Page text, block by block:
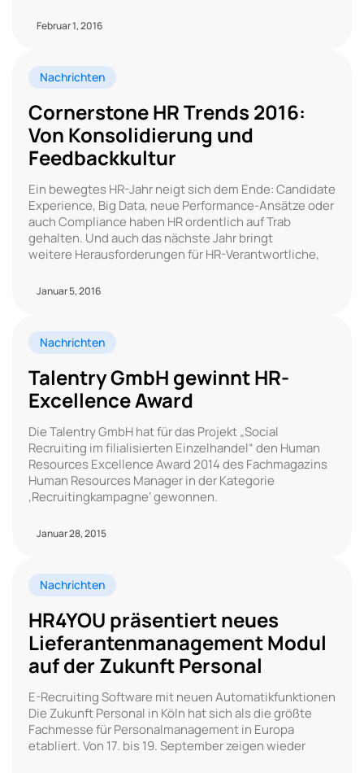
Februar 1, 2016
Nachrichten
Cornerstone HR Trends 2016:
Von Konsolidierung und
Feedbackkultur
Ein bewegtes HR-Jahr neigt sich dem Ende: Candidate
Experience, Big Data, neue Performance-Ansätze oder
auch Compliance haben HR ordentlich auf Trab
gehalten. Und auch das nächste Jahr bringt
weitere Herausforderungen für HR-Verantwortliche,
Januar 5, 2016
Nachrichten
Talentry GmbH gewinnt HR-
Excellence Award
Die Talentry GmbH hat für das Projekt „Social
Recruiting im filialisierten Einzelhandel“ den Human
Resources Excellence Award 2014 des Fachmagazins
Human Resources Manager in der Kategorie
‚Recruitingkampagne‘ gewonnen.
Januar 28, 2015
Nachrichten
HR4YOU präsentiert neues
Lieferantenmanagement Modul
auf der Zukunft Personal
E-Recruiting Software mit neuen Automatikfunktionen
Die Zukunft Personal in Köln hat sich als die größte
Fachmesse für Personalmanagement in Europa
etabliert. Von 17. bis 19. September zeigen wieder